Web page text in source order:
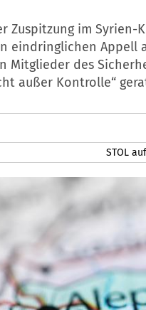
Zuspitzung im
eindringlichen Appell
Mitglieder des
außer Kontrolle“
STOL